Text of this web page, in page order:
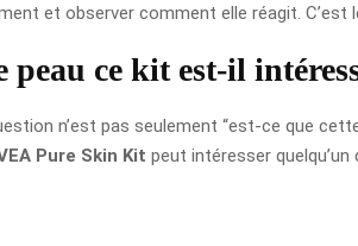
et observer comment elle réagit.
peau ce kit est-il
n’est pas seulement “est-ce que
Pure Skin Kit peut intéresser